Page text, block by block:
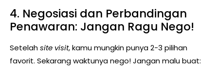
4. Negosiasi dan Perbandingan
Penawaran: Jangan Ragu Nego!
Setelahsite visit, kamu mungkin punya 2-3 pilihan
favorit. Sekarang waktunya nego! Jangan malu buat: